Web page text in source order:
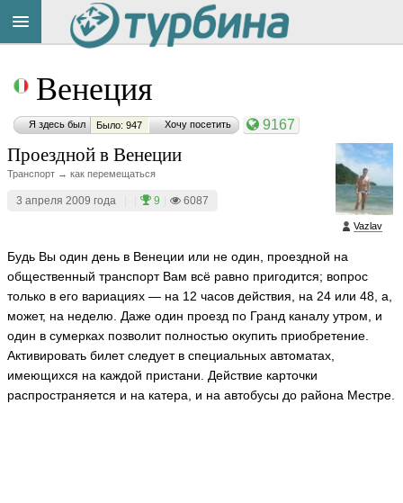
Венеция
Я здесь был Было: 947 Хочу посетить 9167
Vazlav
Проездной в Венеции
Транспорт → как перемещаться
3 апреля 2009 года 9 6087
Будь Вы один день в Венеции или не один, проездной на
общественный транспорт Вам всё равно пригодится; вопрос
только в его вариациях — на 12 часов действия, на 24 или 48, а,
может, на неделю. Даже один проезд по Гранд каналу утром, и
один в сумерках позволит полностью окупить приобретение.
Активировать билет следует в специальных автоматах,
имеющихся на каждой пристани. Действие карточки
распространяется и на катера, и на автобусы до района Местре.
на
сайте: